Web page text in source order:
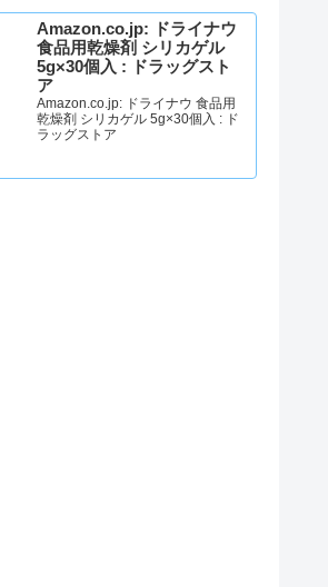
料。
Amazon.co.jp: ドライナウ
食品用乾燥剤 シリカゲル
5g×30個入 : ドラッグスト
ア
Amazon.co.jp: ドライナウ 食品用
乾燥剤 シリカゲル 5g×30個入 : ド
ラッグストア